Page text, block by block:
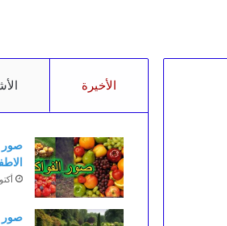
الأخيرة
صور
أكتوبر
صور